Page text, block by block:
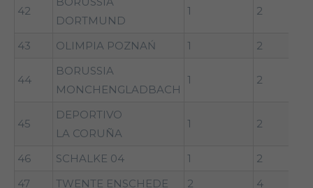
42
DORTMUND
1 2
43 OLIMPIA POZNAŃ 1 2
44
BORUSSIA
MONCHENGLADBACH
1 2
45
DEPORTIVO
LA CORUÑA
1 2
46 SCHALKE 04 1
2
47
TWENTE ENSCHEDE 2 4